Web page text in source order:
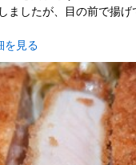
ましたが、目の前で揚げ
を見る